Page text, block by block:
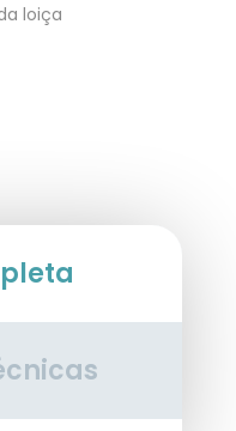
loiça